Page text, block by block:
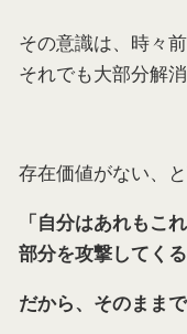
その意識は、時々
それでも大部分解
存在価値がない、
「自分はあれもこ
部分を攻撃してくる
だから、そのまま